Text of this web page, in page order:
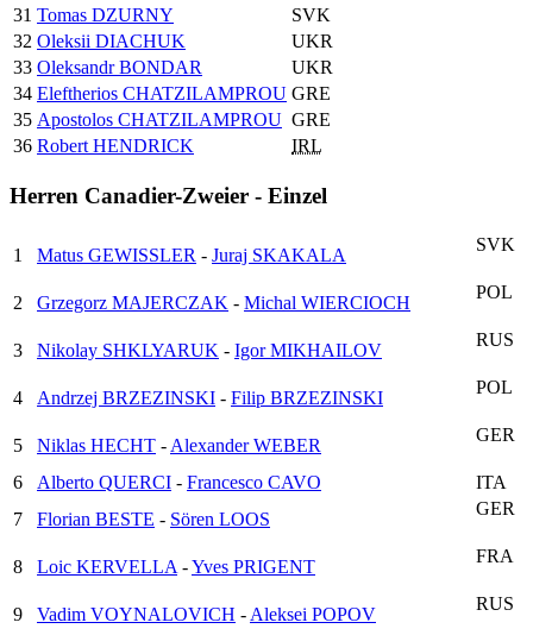
31 Tomas DZURNY
SVK
32 Oleksii DIACHUK
UKR
33 Oleksandr BONDAR
UKR
34 Eleftherios CHATZILAMPROU GRE
35 Apostolos CHATZILAMPROU GRE
36 Robert HENDRICK IRL
Herren Canadier-Zweier - Einzel
1 Matus GEWISSLER - Juraj SKAKALA
SVK
2 Grzegorz MAJERCZAK - Michal WIERCIOCH
POL
3 Nikolay SHKLYARUK - Igor MIKHAILOV
RUS
4 Andrzej BRZEZINSKI - Filip BRZEZINSKI
POL
5 Niklas HECHT - Alexander WEBER
GER
6 Alberto QUERCI - Francesco CAVO
ITA
7
Florian BESTE - Sören LOOS
GER
8 Loic KERVELLA -Yves PRIGENT
FRA
9 Vadim VOYNALOVICH - Aleksei POPOV
RUS